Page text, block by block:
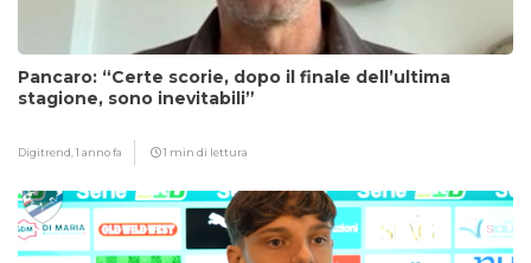
Pancaro: “Certe scorie, dopo il finale dell’ultima
stagione, sono inevitabili”
Digitrend,1 anno fa 1 min di lettura